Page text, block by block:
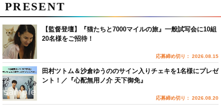
PRESENT
【監督登壇】『猫たちと7000マイルの旅』一般試写会に10組
20名様をご招待！
応募締め切り： 2026.08.15
田村ツトム＆沙倉ゆうののサイン入りチェキを1名様にプレゼ
ント！／『心配無用ノ介 天下御免』
応募締め切り： 2026.08.20